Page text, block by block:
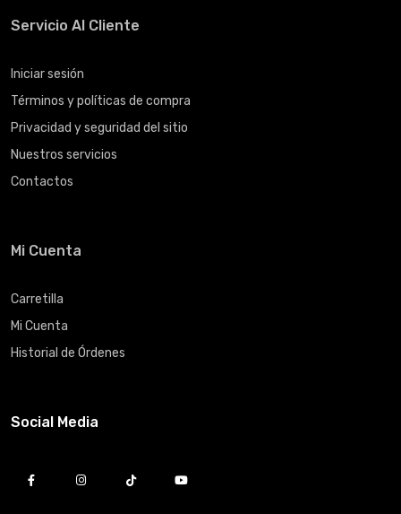
Servicio Al Cliente
Iniciar sesión
Términos y políticas de compra
Privacidad y seguridad del sitio
Nuestros servicios
Contactos
Mi Cuenta
Carretilla
Mi Cuenta
Historial de Órdenes
Social Media